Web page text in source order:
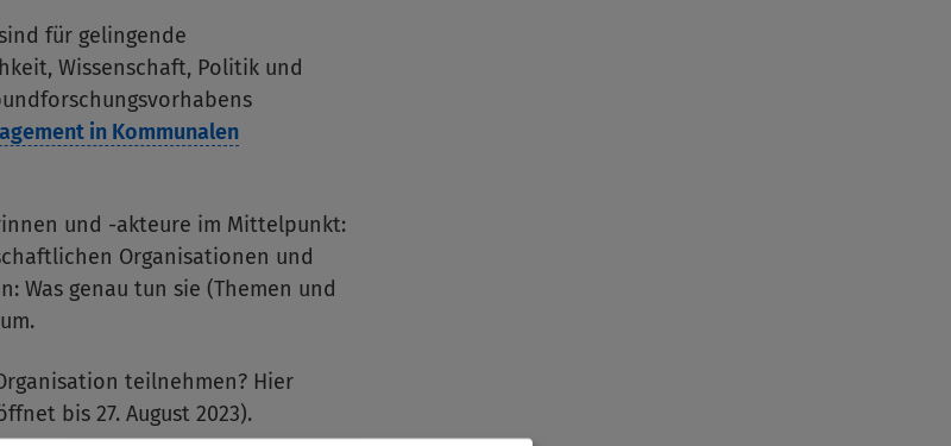
für gelingende
Wissenschaft, Politik und
in Kommunalen
und -akteure im Mittelpunkt:
Organisationen und
Was genau tun sie (Themen und
teilnehmen? Hier
bis 27. August 2023).